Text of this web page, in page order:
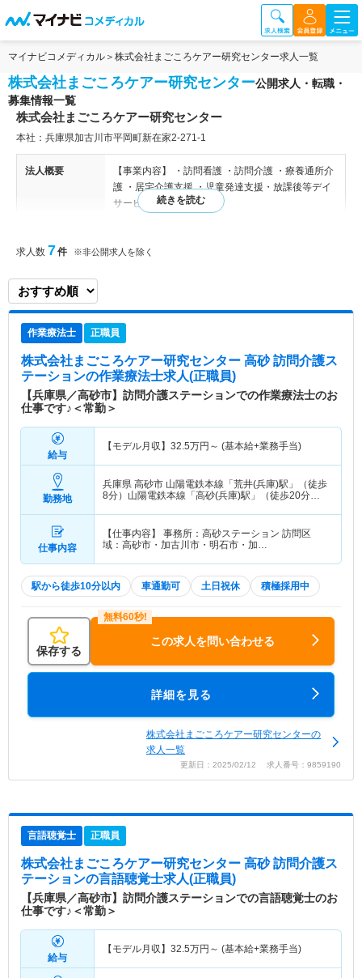
マイナビコメディカル 株式会社まごころケアー研究センター求人一覧
株式会社まごころケアー研究センター公開求人・転職・
募集情報一覧
株式会社まごころケアー研究センター
本社：兵庫県加古川市平岡町新在家2‐271-1
法人概要
【事業内容】 ・訪問看護 ・訪問介護 ・療養通所介
護 ・居宅介護支援 ・児童発達支援・放課後等デイ
サービス
援・訪問介護・訪問看護・療養通所介護等を運営す
求人数 7件 ※非公開求人を除く
作業療法士 正職員
株式会社まごころケアー研究センター 高砂 訪問介護ス
テーションの作業療法士求人(正職員)
【兵庫県／高砂市】訪問介護ステーションでの作業療法士のお
仕事です♪＜常勤＞
給与
【モデル月収】 32.5万円～ (基本給+業務手当)
勤務地
兵庫県 高砂市 山陽電鉄本線「荒井(兵庫)駅」（徒歩
8分）山陽電鉄本線「高砂(兵庫)駅」（徒歩20分）
仕事内容
【仕事内容】 事務所：高砂ステーション 訪問区
域：高砂市・加古川市・明石市・加…
駅から徒歩10分以内 車通勤可 土日祝休 積極採用中
保存する
この求人を問い合わせる
詳細を見る
株式会社まごころケアー研究センターの
求人一覧
更新日：2025/02/12 求人番号：9859190
言語聴覚士 正職員
株式会社まごころケアー研究センター 高砂 訪問介護ス
テーションの言語聴覚士求人(正職員)
【兵庫県／高砂市】訪問介護ステーションでの言語聴覚士のお
仕事です♪＜常勤＞
給与
【モデル月収】 32.5万円～ (基本給+業務手当)